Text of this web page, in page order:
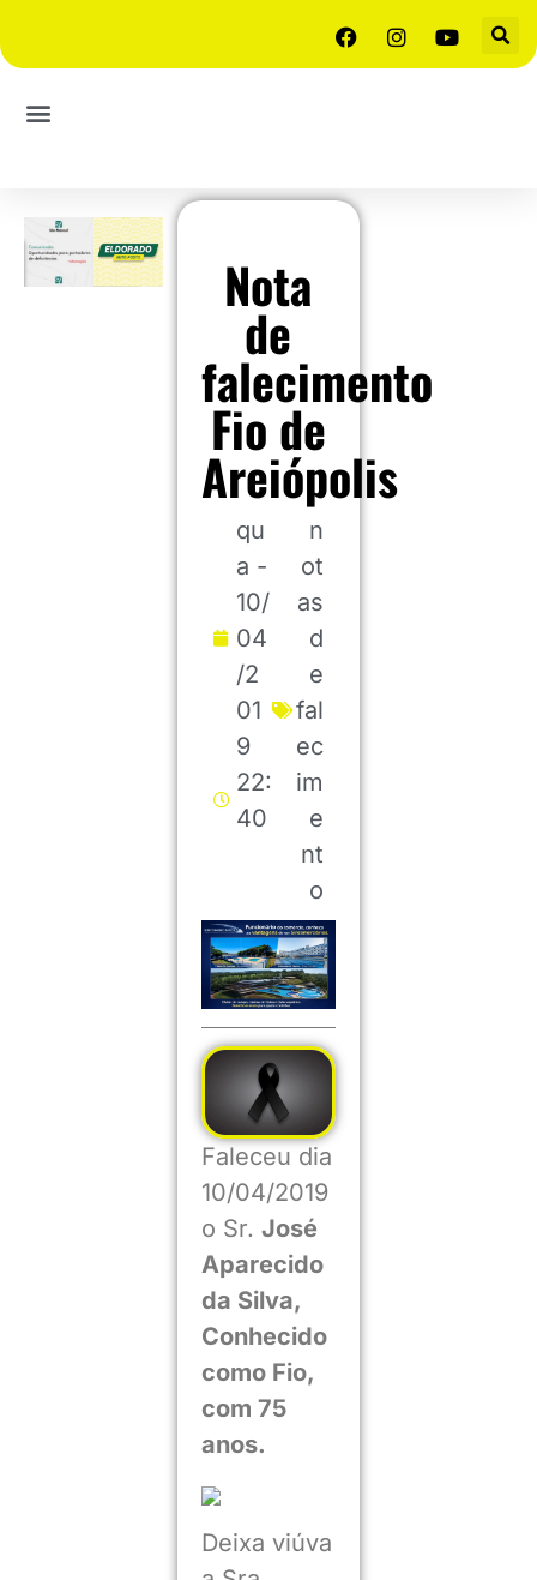
Nota
de
falecimento
Fio de
Areiópolis
qu
a -
10/
04
/2
01
9
22:
40
n
ot
as
d
e
fal
ec
im
e
nt
o
Faleceu dia
10/04/2019
o Sr. José
Aparecido
da Silva,
Conhecido
como Fio,
com 75
anos.
Deixa viúva